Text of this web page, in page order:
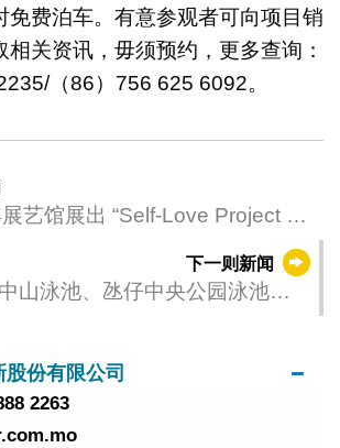
免费泊车。有意参观者可向项目销
关资讯，毋须预约，更多查询：
（86）756 625 6092。
Love Project 30
下一则新闻
山泳池、氹仔中央公园泳池、
份有限公司
2263